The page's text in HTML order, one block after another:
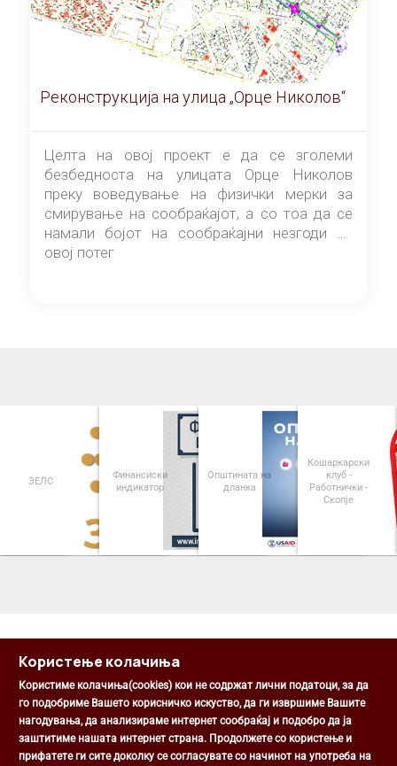
Реконструкција на улица „Орце Николов“
Целта на овој проект е да се зголеми
безбедноста на улицата Орце Николов
преку воведување на физички мерки за
смирување на сообраќајот, а со тоа да се
намали бојот на сообраќајни незгоди на
овој потег
ЗЕЛС
Финансиски
индикатор
Општината на
дланка
Кошаркарски
клуб -
Работнички -
Скопје
Општина Центар
Михаил Цоков бр. 1, Скопје
Користење колачиња
Користиме колачиња(cookies) кои не содржат лични податоци, за да
го подобриме Вашето корисничко искуство, да ги извршиме Вашите
нагодувања, да анализираме интернет сообраќај и подобро да ја
заштитиме нашата интернет страна. Продолжете со користење и
прифатете ги сите доколку се согласувате со начинот на употреба на